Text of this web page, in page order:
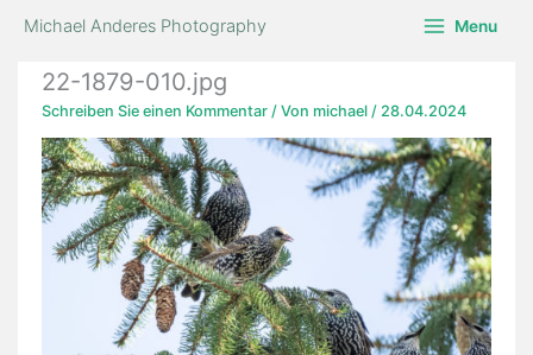
Inhalt
Michael Anderes Photography Menu
22-1879-010.jpg
Schreiben Sie einen Kommentar / Von michael / 28.04.2024